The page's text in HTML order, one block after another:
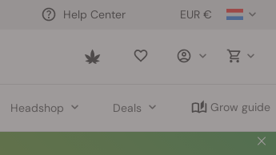
EUR €
Help Center
Saved
Headshop Deals Grow guide